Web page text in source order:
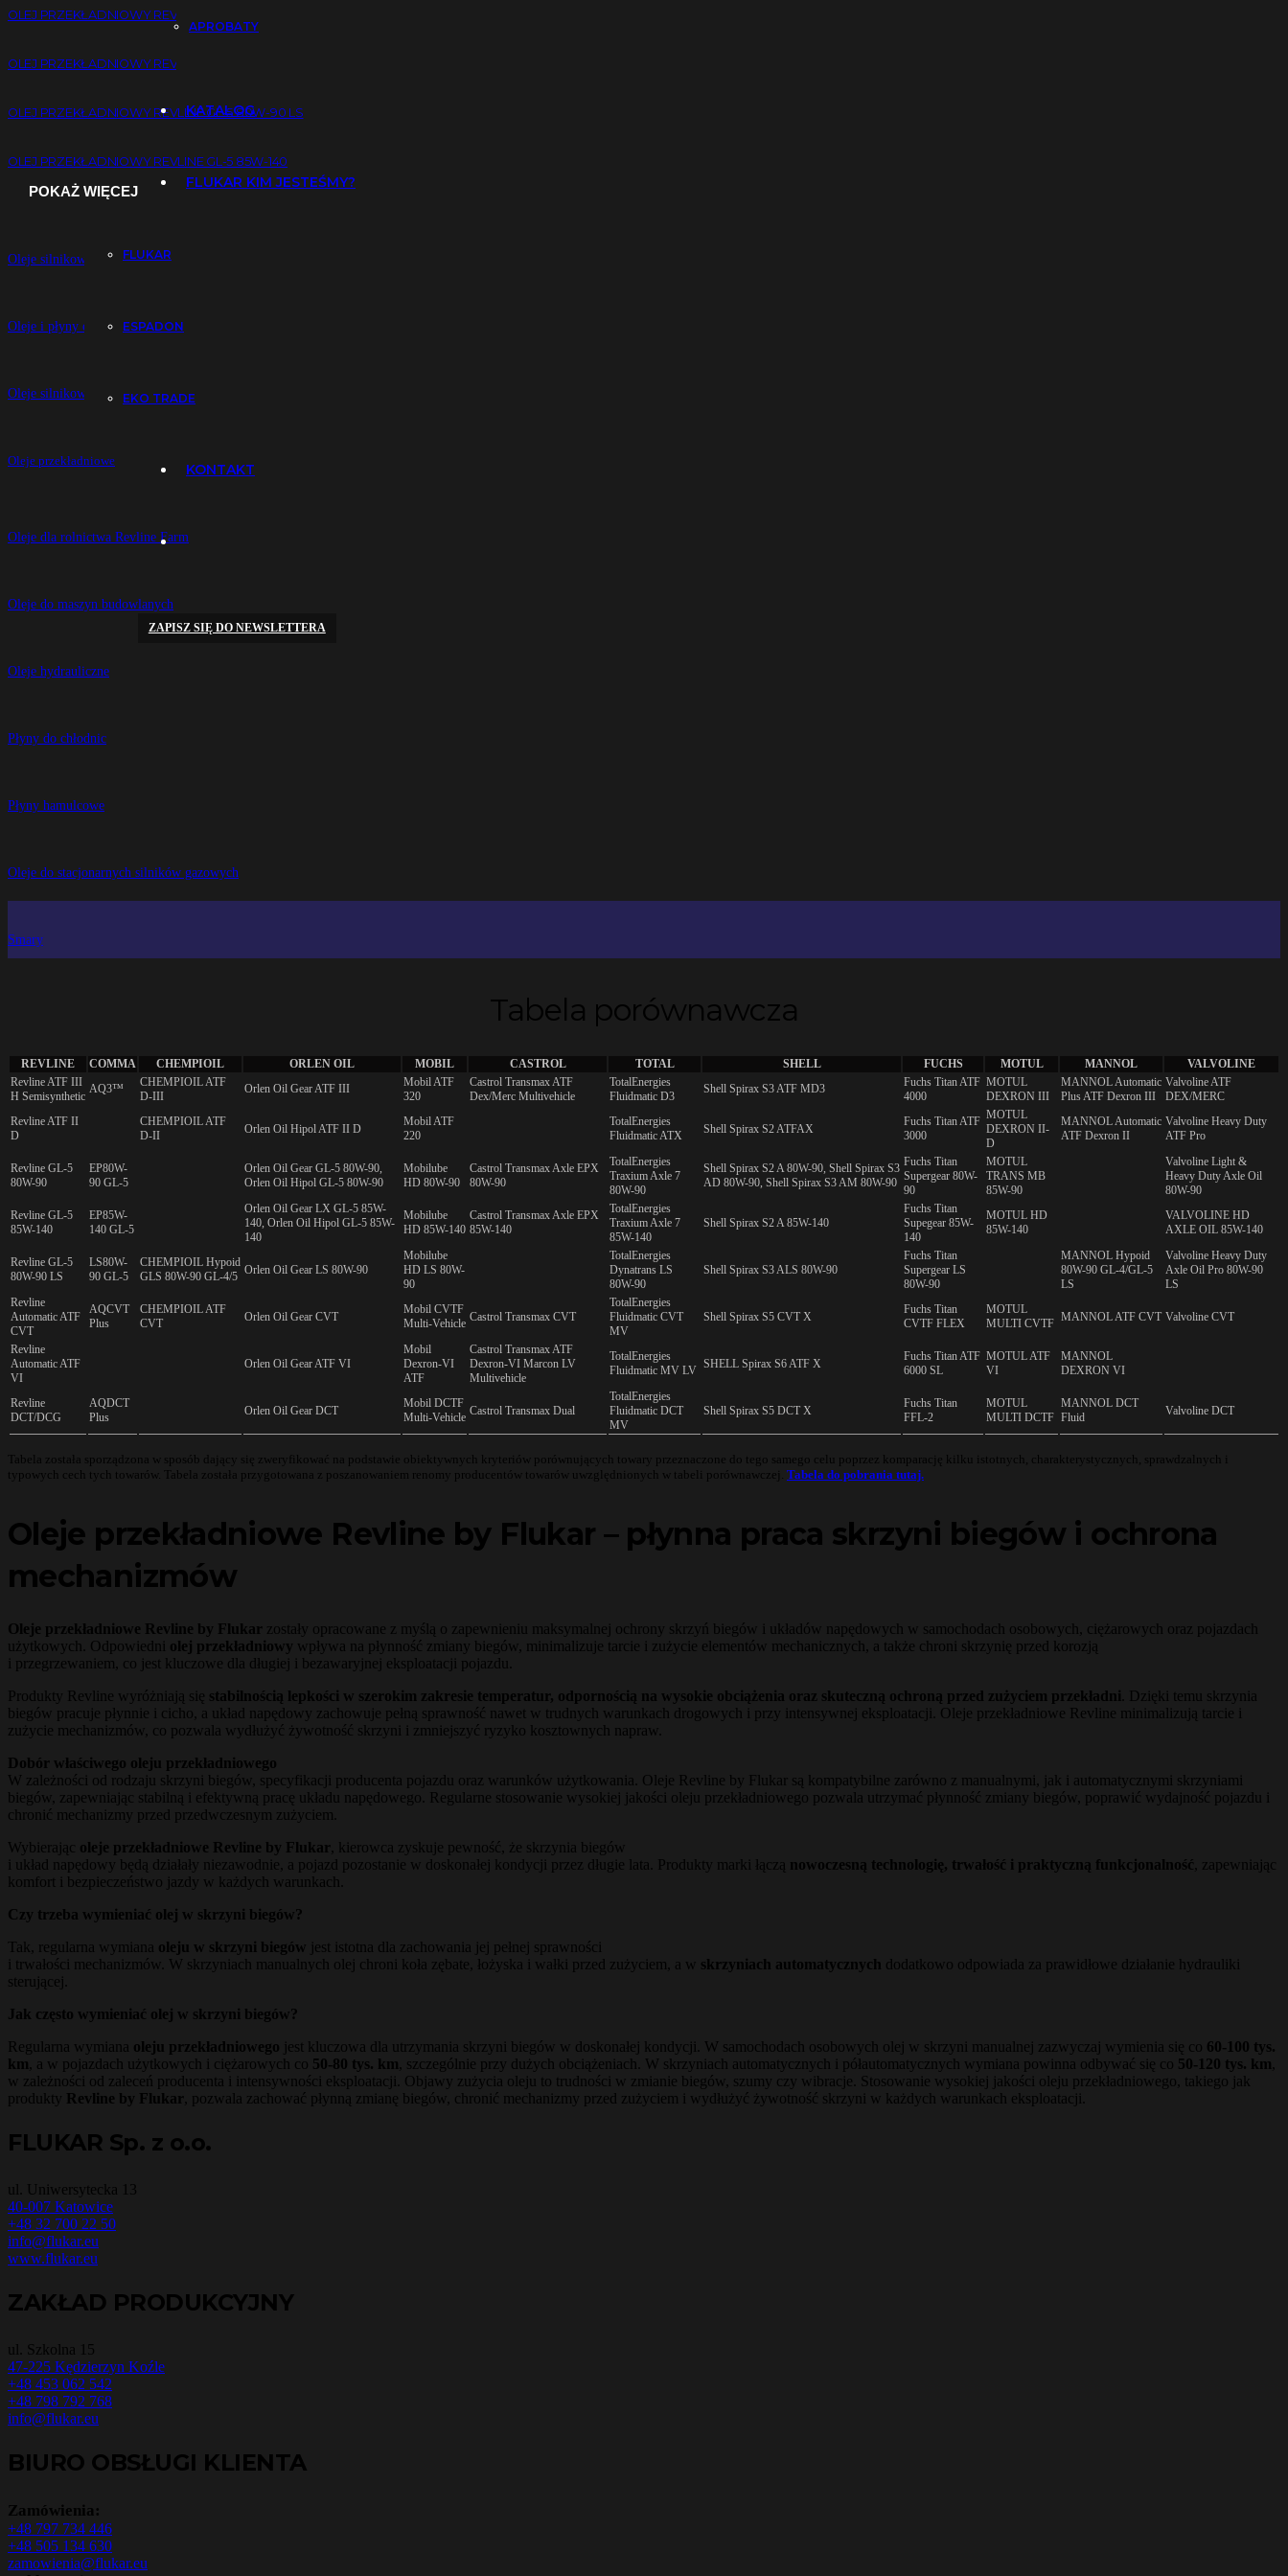
APROBATY
KATALOG
FLUKAR KIM JESTEŚMY?
FLUKAR
ESPADON
EKO TRADE
KONTAKT
ZAPISZ SIĘ DO NEWSLETTERA
OLEJ PRZEKŁADNIOWY REVLINE GL-4 80W-90
OLEJ PRZEKŁADNIOWY REVLINE GL-5 80W-90
OLEJ PRZEKŁADNIOWY REVLINE GL-5 80W-90 LS
OLEJ PRZEKŁADNIOWY REVLINE GL-5 85W-140
POKAŻ WIĘCEJ
Oleje silnikowe do samochodów osobowych
Oleje i płyny eksploatacyjne do motocykli
Oleje silnikowe do pojazdów ciężarowych
Oleje przekładniowe
Oleje dla rolnictwa Revline Farm
Oleje do maszyn budowlanych
Oleje hydrauliczne
Płyny do chłodnic
Płyny hamulcowe
Oleje do stacjonarnych silników gazowych
Smary
Tabela porównawcza
REVLINE COMMA CHEMPIOIL ORLEN OIL MOBIL CASTROL TOTAL SHELL FUCHS MOTUL MANNOL
VALVOLINE
Revline ATF III
H Semisynthetic
AQ3™
CHEMPIOIL ATF
D-III
Orlen Oil Gear ATF III
Mobil ATF
320
Castrol Transmax ATF
Dex/Merc Multivehicle
TotalEnergies
Fluidmatic D3
Shell Spirax S3 ATF MD3
Fuchs Titan ATF
4000
MOTUL
DEXRON III
MANNOL Automatic
Plus ATF Dexron III
Valvoline ATF
DEX/MERC
Revline ATF II
D
CHEMPIOIL ATF
D-II
Orlen Oil Hipol ATF II D
Mobil ATF
220
TotalEnergies
Fluidmatic ATX
Shell Spirax S2 ATFAX
Fuchs Titan ATF
3000
MOTUL
DEXRON II-
D
MANNOL Automatic
ATF Dexron II
Valvoline Heavy Duty
ATF Pro
Revline GL-5
80W-90
EP80W-
90 GL-5
Orlen Oil Gear GL-5 80W-90,
Orlen Oil Hipol GL-5 80W-90
Mobilube
HD 80W-90
Castrol Transmax Axle EPX
80W-90
TotalEnergies
Traxium Axle 7
80W-90
Shell Spirax S2 A 80W-90, Shell Spirax S3
AD 80W-90, Shell Spirax S3 AM 80W-90
Fuchs Titan
Supergear 80W-
90
MOTUL
TRANS MB
85W-90
Valvoline Light &
Heavy Duty Axle Oil
80W-90
Revline GL-5
85W-140
EP85W-
140 GL-5
Orlen Oil Gear LX GL-5 85W-
140, Orlen Oil Hipol GL-5 85W-
140
Mobilube
HD 85W-140
Castrol Transmax Axle EPX
85W-140
TotalEnergies
Traxium Axle 7
85W-140
Shell Spirax S2 A 85W-140
Fuchs Titan
Supegear 85W-
140
MOTUL HD
85W-140
VALVOLINE HD
AXLE OIL 85W-140
Revline GL-5
80W-90 LS
LS80W-
90 GL-5
CHEMPIOIL Hypoid
GLS 80W-90 GL-4/5 Orlen Oil Gear LS 80W-90
Mobilube
HD LS 80W-
90
TotalEnergies
Dynatrans LS
80W-90
Shell Spirax S3 ALS 80W-90
Fuchs Titan
Supergear LS
80W-90
MANNOL Hypoid
80W-90 GL-4/GL-5
LS
Valvoline Heavy Duty
Axle Oil Pro 80W-90
LS
Revline
Automatic ATF
CVT
AQCVT
Plus
CHEMPIOIL ATF
CVT
Orlen Oil Gear CVT
Mobil CVTF
Multi-Vehicle Castrol Transmax CVT
TotalEnergies
Fluidmatic CVT
MV
Shell Spirax S5 CVT X
Fuchs Titan
CVTF FLEX
MOTUL
MULTI CVTF MANNOL ATF CVT Valvoline CVT
Revline
Automatic ATF
VI
Orlen Oil Gear ATF VI
Mobil
Dexron-VI
ATF
Castrol Transmax ATF
Dexron-VI Marcon LV
Multivehicle
TotalEnergies
Fluidmatic MV LV SHELL Spirax S6 ATF X
Fuchs Titan ATF
6000 SL
MOTUL ATF
VI
MANNOL
DEXRON VI
Revline
DCT/DCG
AQDCT
Plus
Orlen Oil Gear DCT
Mobil DCTF
Multi-Vehicle Castrol Transmax Dual
TotalEnergies
Fluidmatic DCT
MV
Shell Spirax S5 DCT X
Fuchs Titan
FFL-2
MOTUL
MULTI DCTF
MANNOL DCT
Fluid
Valvoline DCT
Tabela została sporządzona w sposób dający się zweryfikować na podstawie obiektywnych kryteriów porównujących towary przeznaczone do tego samego celu poprzez komparację kilku istotnych, charakterystycznych, sprawdzalnych i
typowych cech tych towarów. Tabela została przygotowana z poszanowaniem renomy producentów towarów uwzględnionych w tabeli porównawczej. Tabela do pobrania tutaj.
Oleje przekładniowe Revline by Flukar – płynna praca skrzyni biegów i ochrona
mechanizmów
Oleje przekładniowe Revline by Flukar zostały opracowane z myślą o zapewnieniu maksymalnej ochrony skrzyń biegów i układów napędowych w samochodach osobowych, ciężarowych oraz pojazdach
użytkowych. Odpowiedni olej przekładniowy wpływa na płynność zmiany biegów, minimalizuje tarcie i zużycie elementów mechanicznych, a także chroni skrzynię przed korozją
i przegrzewaniem, co jest kluczowe dla długiej i bezawaryjnej eksploatacji pojazdu.
Produkty Revline wyróżniają się stabilnością lepkości w szerokim zakresie temperatur, odpornością na wysokie obciążenia oraz skuteczną ochroną przed zużyciem przekładni . Dzięki temu skrzynia
biegów pracuje płynnie i cicho, a układ napędowy zachowuje pełną sprawność nawet w trudnych warunkach drogowych i przy intensywnej eksploatacji. Oleje przekładniowe Revline minimalizują tarcie i
zużycie mechanizmów, co pozwala wydłużyć żywotność skrzyni i zmniejszyć ryzyko kosztownych napraw.
Dobór właściwego oleju przekładniowego
W zależności od rodzaju skrzyni biegów, specyfikacji producenta pojazdu oraz warunków użytkowania. Oleje Revline by Flukar są kompatybilne zarówno z manualnymi, jak i automatycznymi skrzyniami
biegów, zapewniając stabilną i efektywną pracę układu napędowego. Regularne stosowanie wysokiej jakości oleju przekładniowego pozwala utrzymać płynność zmiany biegów, poprawić wydajność pojazdu i
chronić mechanizmy przed przedwczesnym zużyciem.
Wybierając oleje przekładniowe Revline by Flukar
, kierowca zyskuje pewność, że skrzynia biegów
i układ napędowy będą działały niezawodnie, a pojazd pozostanie w doskonałej kondycji przez długie lata. Produkty marki łączą nowoczesną technologię, trwałość i praktyczną funkcjonalność
, zapewniając
komfort i bezpieczeństwo jazdy w każdych warunkach.
Czy trzeba wymieniać olej w skrzyni biegów?
Tak, regularna wymiana oleju w skrzyni biegów jest istotna dla zachowania jej pełnej sprawności
i trwałości mechanizmów. W skrzyniach manualnych olej chroni koła zębate, łożyska i wałki przed zużyciem, a w skrzyniach automatycznych dodatkowo odpowiada za prawidłowe działanie hydrauliki
sterującej.
Jak często wymieniać olej w skrzyni biegów?
Regularna wymiana oleju przekładniowego jest kluczowa dla utrzymania skrzyni biegów w doskonałej kondycji. W samochodach osobowych olej w skrzyni manualnej zazwyczaj wymienia się co 60-100 tys.
km , a w pojazdach użytkowych i ciężarowych co 50-80 tys. km , szczególnie przy dużych obciążeniach. W skrzyniach automatycznych i półautomatycznych wymiana powinna odbywać się co 50-120 tys. km
w zależności od zaleceń producenta i intensywności eksploatacji. Objawy zużycia oleju to trudności w zmianie biegów, szumy czy wibracje. Stosowanie wysokiej jakości oleju przekładniowego, takiego jak
produkty Revline by Flukar , pozwala zachować płynną zmianę biegów, chronić mechanizmy przed zużyciem i wydłużyć żywotność skrzyni w każdych warunkach eksploatacji.
FLUKAR Sp. z o.o.
ul. Uniwersytecka 13
40-007 Katowice
+48 32 700 22 50
info@flukar.eu
www.flukar.eu
ZAKŁAD PRODUKCYJNY
ul. Szkolna 15
47-225 Kędzierzyn Koźle
+48 453 062 542
+48 798 792 768
info@flukar.eu
BIURO OBSŁUGI KLIENTA
Zamówienia:
+48 797 734 446
+48 505 134 630
zamowienia@flukar.eu